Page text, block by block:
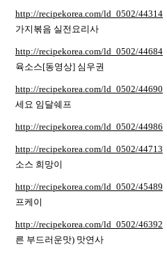
http://recipekorea.com/ld_0502/44314
가지볶음 실전요리사
http://recipekorea.com/ld_0502/44684
육소스[동영상] 심우권
http://recipekorea.com/ld_0502/44690
세요 임달쉐프
http://recipekorea.com/ld_0502/44986
http://recipekorea.com/ld_0502/44713
소스 희망이
http://recipekorea.com/ld_0502/45489
프케이
http://recipekorea.com/ld_0502/46392
른 부드러운맛) 맛연사